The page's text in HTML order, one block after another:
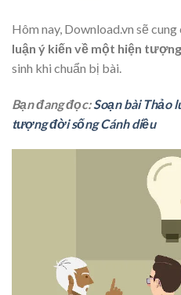
Hôm nay, Download.vn sẽ
luận ý kiến về một hiện
sinh khi chuẩn bị bài.
Bạn đang đọc:Soạn bài Thảo
tượng đời sống Cánh diều